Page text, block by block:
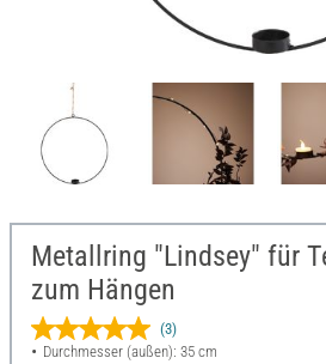
Metallring "Lindsey" für
zum Hängen
(3)
Durchmesser (außen): 35 cm